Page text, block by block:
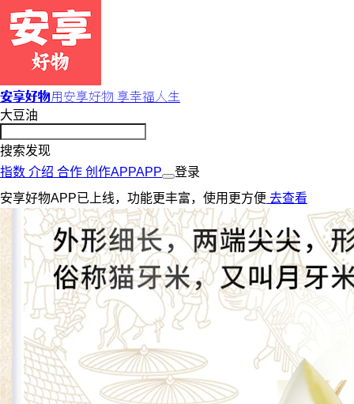
安享好物用安享好物 享幸福人生
大豆油
搜索发现
指数 介绍 合作 创作APPAPP
登录
安享好物APP已上线，功能更丰富，使用更方便 去查看